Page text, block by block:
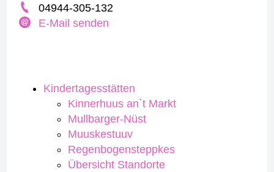
Kindertagesstätten
Kinnerhuus an`t Markt
Mullbarger-Nüst
Muuskestuuv
Regenbogensteppkes
Übersicht Standorte
04944-305-132
E-Mail senden